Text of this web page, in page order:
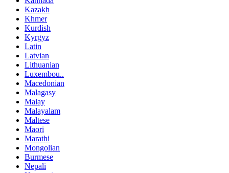
Kazakh
Khmer
Kurdish
Kyrgyz
Latin
Latvian
Lithuanian
Luxembou..
Macedonian
Malagasy
Malay
Malayalam
Maltese
Maori
Marathi
Mongolian
Burmese
Nepali